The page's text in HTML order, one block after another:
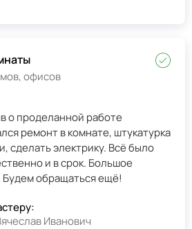
офисов
о проделанной работе
ремонт в комнате, штукатурка
сделать электрику. Всё было
и в срок. Большое
Будем обращаться ещё!
Иванович